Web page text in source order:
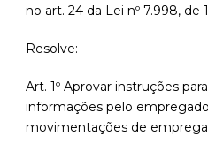
no art. 24 da Lei nº 7.998, de
Resolve:
Art. 1º Aprovar instruções
informações pelo
movimentações de